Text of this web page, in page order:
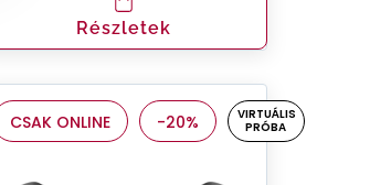
Részletek
CSAK ONLINE -20%
VIRTUÁLIS
PRÓBA